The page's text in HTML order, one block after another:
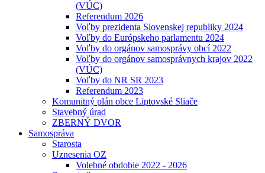
(VÚC)
Referendum 2026
Voľby prezidenta Slovenskej republiky 2024
Voľby do Európskeho parlamentu 2024
Voľby do orgánov samosprávy obcí 2022
Voľby do orgánov samosprávnych krajov 2022
(VÚC)
Voľby do NR SR 2023
Referendum 2023
Komunitný plán obce Liptovské Sliače
Stavebný úrad
ZBERNÝ DVOR
Samospráva
Starosta
Uznesenia OZ
Volebné obdobie 2022 - 2026